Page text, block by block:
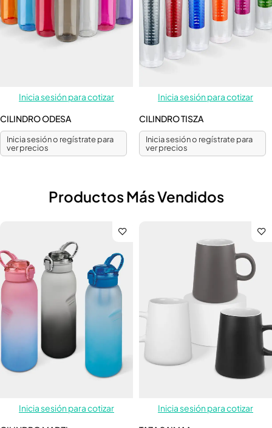
Inicia sesión para cotizar
CILINDRO ODESA
Inicia sesión o regístrate para
ver precios
Inicia sesión para cotizar
CILINDRO TISZA
Inicia sesión o regístrate para
ver precios
Productos Más Vendidos
Inicia sesión para cotizar
Inicia sesión para cotizar